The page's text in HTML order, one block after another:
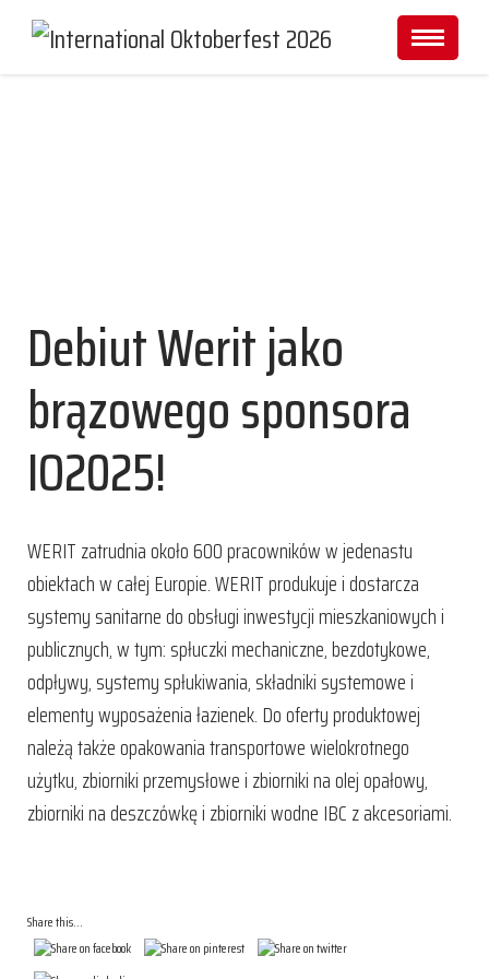
Debiut Werit jako
brązowego sponsora
IO2025!
WERIT zatrudnia około 600 pracowników w jedenastu
obiektach w całej Europie. WERIT produkuje i dostarcza
systemy sanitarne do obsługi inwestycji mieszkaniowych i
publicznych, w tym: spłuczki mechaniczne, bezdotykowe,
odpływy, systemy spłukiwania, składniki systemowe i
elementy wyposażenia łazienek. Do oferty produktowej
należą także opakowania transportowe wielokrotnego
użytku, zbiorniki przemysłowe i zbiorniki na olej opałowy,
zbiorniki na deszczówkę i zbiorniki wodne IBC z akcesoriami.
Share this...